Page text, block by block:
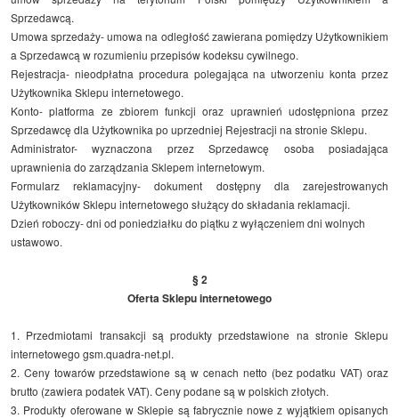
Sprzedawcą.
Umowa sprzedaży- umowa na odległość zawierana pomiędzy Użytkownikiem
a Sprzedawcą w rozumieniu przepisów kodeksu cywilnego.
Rejestracja- nieodpłatna procedura polegająca na utworzeniu konta przez
Użytkownika Sklepu internetowego.
Konto- platforma ze zbiorem funkcji oraz uprawnień udostępniona przez
Sprzedawcę dla Użytkownika po uprzedniej Rejestracji na stronie Sklepu.
Administrator- wyznaczona przez Sprzedawcę osoba posiadająca
uprawnienia do zarządzania Sklepem internetowym.
Formularz reklamacyjny- dokument dostępny dla zarejestrowanych
Użytkowników Sklepu internetowego służący do składania reklamacji.
Dzień roboczy- dni od poniedziałku do piątku z wyłączeniem dni wolnych
ustawowo.
§ 2
Oferta Sklepu internetowego
1. Przedmiotami transakcji są produkty przedstawione na stronie Sklepu
internetowego gsm.quadra-net.pl.
2. Ceny towarów przedstawione są w cenach netto (bez podatku VAT) oraz
brutto (zawiera podatek VAT). Ceny podane są w polskich złotych.
3. Produkty oferowane w Sklepie są fabrycznie nowe z wyjątkiem opisanych